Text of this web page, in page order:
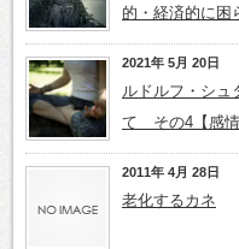
的・経済的に困
2021年 5月 20日
ルドルフ・シュ
て その4【感
2011年 4月 28日
老化するカネ